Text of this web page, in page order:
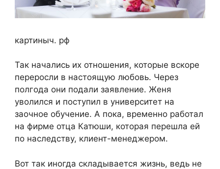
картиныч. рф
Так начались их отношения, которые вскоре
переросли в настоящую любовь. Через
полгода они подали заявление. Женя
уволился и поступил в университет на
заочное обучение. А пока, временно работал
на фирме отца Катюши, которая перешла ей
по наследству, клиент-менеджером.
Вот так иногда складывается жизнь, ведь не